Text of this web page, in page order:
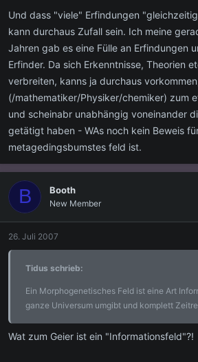
Und dass "viele" Erfindungen
kann durchaus Zufall sein. Ich meine
Jahren gab es eine Fülle an Erfindungen
Erfinder. Da sich Erkenntnisse, Theorien
verbreiten, kanns ja durchaus
(/mathematiker/Physiker/chemiker) zum
und scheinabr unabhängig voneinander
getätigt haben - WAs noch kein Beweis
metagedingsbumstes feld ist.
B Booth
New Member
26. Juli 2007
Tidus schrieb:
Ein Morphogenetisches Feld ist eine Art
ganze Universum umgibt und komplett
Wat zum Geier ist ein "Informationsfeld"?!